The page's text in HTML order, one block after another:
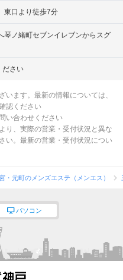
東口より徒歩7分
琴ノ緒町セブンイレブンからスグ
ださい
ます。最新の情報については、
認ください
い合わせください
り、実際の営業・受付状況と異な
い。最新の営業・受付状況につい
・元町のメンズエステ（メンエス）
パソコン